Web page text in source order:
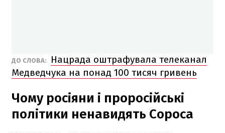
ДО СЛОВА:
Нацрада оштрафувала телеканал
Медведчука на понад 100 тисяч гривень
Чому росіяни і проросійські
політики ненавидять Сороса